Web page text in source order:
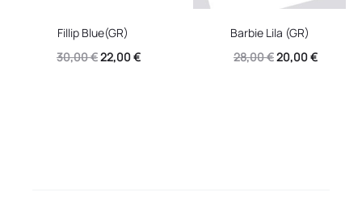
Fillip Blue(GR)
30,00€Original
22,00€Η
Barbie Lila (GR)
28,00€Original
20,00€Η